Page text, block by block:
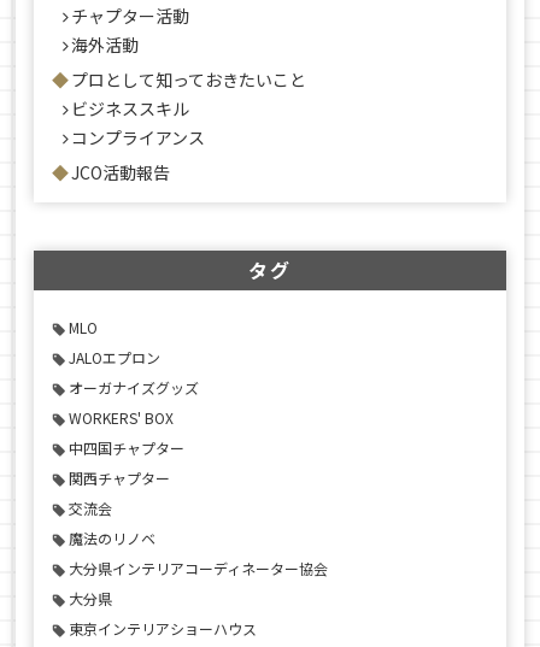
チャプター活動
海外活動
プロとして知っておきたいこと
ビジネススキル
コンプライアンス
JCO活動報告
タグ
MLO
JALOエプロン
オーガナイズグッズ
WORKERS' BOX
中四国チャプター
関西チャプター
交流会
魔法のリノベ
大分県インテリアコーディネーター協会
大分県
東京インテリアショーハウス